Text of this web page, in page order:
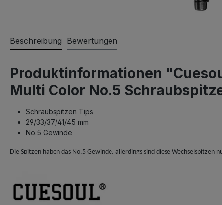
Beschreibung Bewertungen
Produktinformationen
Multi Color No.5
Schraubspitzen Tips
29/33/37/41/45 mm
No.5 Gewinde
Die Spitzen haben das No.5 Gewinde, allerdings sind diese Wechselspitzen